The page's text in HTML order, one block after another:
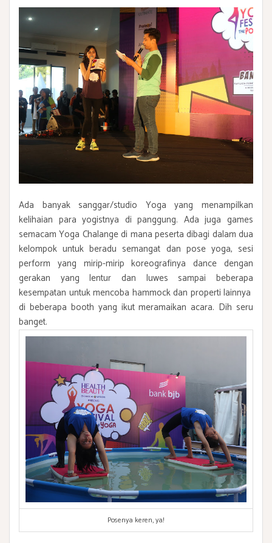
Ada banyak sanggar/studio Yoga yang menampilkan
kelihaian para yogistnya di panggung. Ada juga games
semacam Yoga Chalange di mana peserta dibagi dalam dua
kelompok untuk beradu semangat dan pose yoga, sesi
perform yang mirip-mirip koreografinya dance dengan
gerakan yang lentur dan luwes sampai beberapa
kesempatan untuk mencoba hammock dan properti lainnya
di beberapa booth yang ikut meramaikan acara. Dih seru
banget.
Posenya keren, ya!